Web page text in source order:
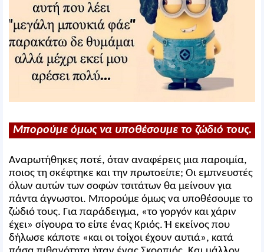
Μπορούμε όμως να υποθέσουμε το ζώδιό τους.
Αναρωτήθηκες ποτέ, όταν αναφέρεις μια παροιμία,
ποιος τη σκέφτηκε και την πρωτοείπε; Οι εμπνευστές
όλων αυτών των σοφών τσιτάτων θα μείνουν για
πάντα άγνωστοι. Μπορούμε όμως να υποθέσουμε το
ζώδιό τους. Για παράδειγμα, «το γοργόν και χάριν
έχει» σίγουρα το είπε ένας Κριός. Ή εκείνος που
δήλωσε κάποτε «και οι τοίχοι έχουν αυτιά», κατά